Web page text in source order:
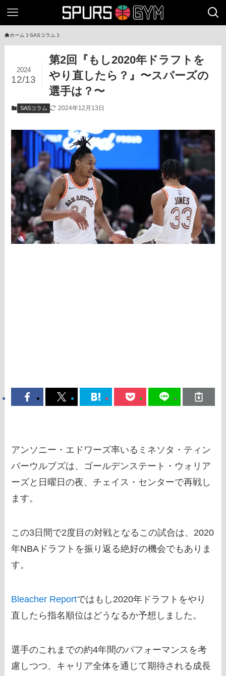
ホーム SASコラム
第2回『もし2020年ドラフトを
やり直したら？』〜スパーズの
選手は？〜
2024
12/13
SASコラム 2024年12月13日
アンソニー・エドワーズ率いるミネソタ・ティン
バーウルブズは、ゴールデンステート・ウォリア
ーズと日曜日の夜、チェイス・センターで再戦し
ます。
この3日間で2度目の対戦となるこの試合は、2020
年NBAドラフトを振り返る絶好の機会でもありま
す。
Bleacher Reportではもし2020年ドラフトをやり
直したら指名順位はどうなるか予想しました。
選手のこれまでの約4年間のパフォーマンスを考
慮しつつ、キャリア全体を通じて期待される成長